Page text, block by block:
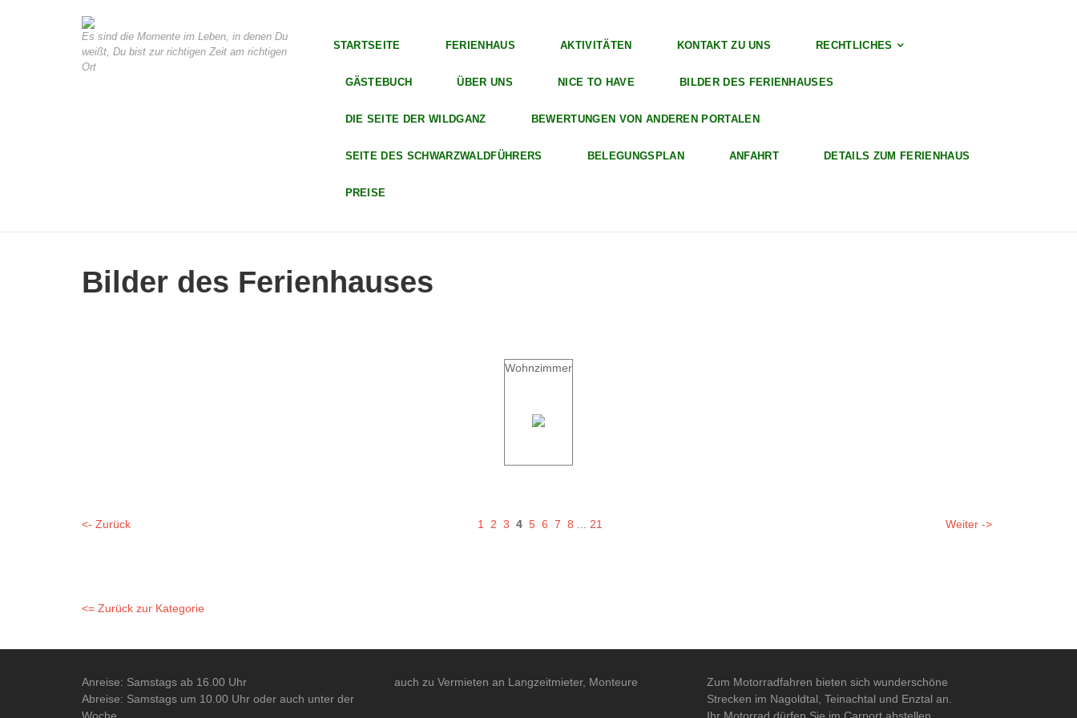
Es sind die Momente im Leben, in denen Du
weißt, Du bist zur richtigen Zeit am richtigen
Ort
STARTSEITE FERIENHAUS AKTIVITÄTEN KONTAKT ZU UNS RECHTLICHES
GÄSTEBUCH ÜBER UNS NICE TO HAVE BILDER DES FERIENHAUSES
DIE SEITE DER WILDGANZ BEWERTUNGEN VON ANDEREN PORTALEN
SEITE DES SCHWARZWALDFÜHRERS BELEGUNGSPLAN ANFAHRT DETAILS ZUM FERIENHAUS
PREISE
Bilder des Ferienhauses
Wohnzimmer
<- Zurück 1 2 3 4 5 6 7 8 21 Weiter ->
<= Zurück zur Kategorie
Anreise: Samstags ab 16.00 Uhr
Abreise: Samstags um 10.00 Uhr oder auch unter der
auch zu Vermieten an Langzeitmieter, Monteure
Zum Motorradfahren bieten sich wunderschöne
Strecken im Nagoldtal, Teinachtal und Enztal an.